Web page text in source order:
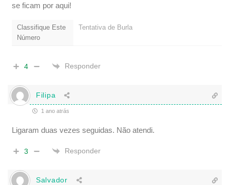
se ficam por aqui!
Classifique Este
Número
Tentativa de Burla
4 Responder
Filipa
1 ano atrás
Ligaram duas vezes seguidas. Não atendi.
3 Responder
Salvador